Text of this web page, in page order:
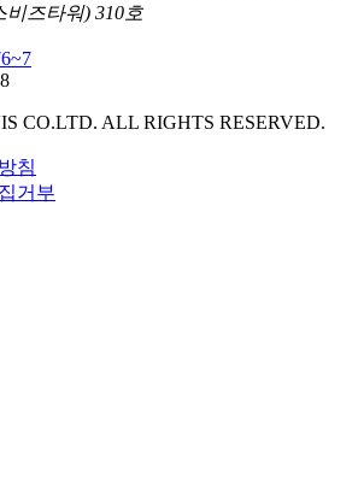
비즈타워) 310호
CO.LTD. ALL RIGHTS RESERVED.
침
거부